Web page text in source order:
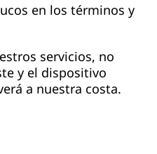
en los términos y
servicios, no
y el dispositivo
a nuestra costa.